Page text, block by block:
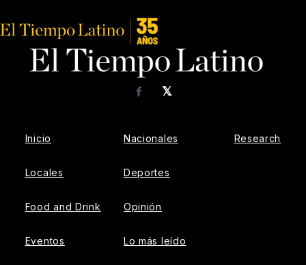
𝕏
Facebook
Inicio
Locales
Food and Drink
Eventos
Nacionales
Deportes
Opinión
Lo más leído
Research